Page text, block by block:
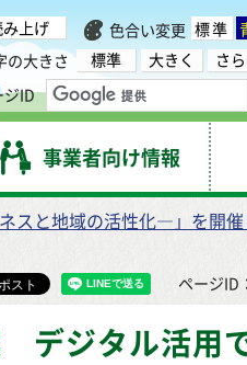
上げ 色合い変更 標準
の大きさ
標準 大きく
さ
ジID
事業者向け情報
と地域の活性化―」を開催
ページID
デジタル活用